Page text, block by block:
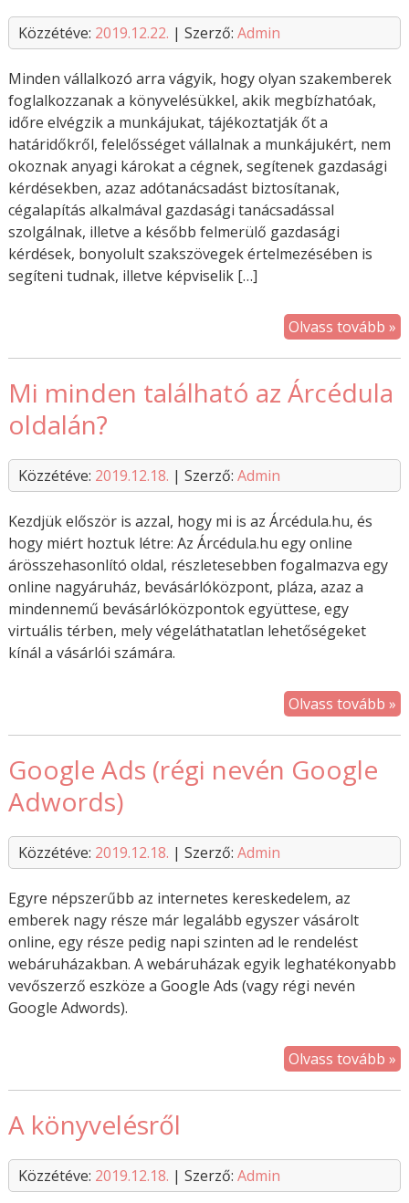
Közzétéve: 2019.12.22. | Szerző: Admin
Minden vállalkozó arra vágyik, hogy olyan szakemberek
foglalkozzanak a könyvelésükkel, akik megbízhatóak,
időre elvégzik a munkájukat, tájékoztatják őt a
határidőkről, felelősséget vállalnak a munkájukért, nem
okoznak anyagi károkat a cégnek, segítenek gazdasági
kérdésekben, azaz adótanácsadást biztosítanak,
cégalapítás alkalmával gazdasági tanácsadással
szolgálnak, illetve a később felmerülő gazdasági
kérdések, bonyolult szakszövegek értelmezésében is
segíteni tudnak, illetve képviselik […]
Olvass tovább »
Mi minden található az Árcédula
oldalán?
Közzétéve: 2019.12.18. | Szerző: Admin
Kezdjük először is azzal, hogy mi is az Árcédula.hu, és
hogy miért hoztuk létre: Az Árcédula.hu egy online
árösszehasonlító oldal, részletesebben fogalmazva egy
online nagyáruház, bevásárlóközpont, pláza, azaz a
mindennemű bevásárlóközpontok együttese, egy
virtuális térben, mely végeláthatatlan lehetőségeket
kínál a vásárlói számára.
Olvass tovább »
Google Ads (régi nevén Google
Adwords)
Közzétéve: 2019.12.18. | Szerző: Admin
Egyre népszerűbb az internetes kereskedelem, az
emberek nagy része már legalább egyszer vásárolt
online, egy része pedig napi szinten ad le rendelést
webáruházakban. A webáruházak egyik leghatékonyabb
vevőszerző eszköze a Google Ads (vagy régi nevén
Google Adwords).
Olvass tovább »
A könyvelésről
Közzétéve: 2019.12.18. | Szerző: Admin